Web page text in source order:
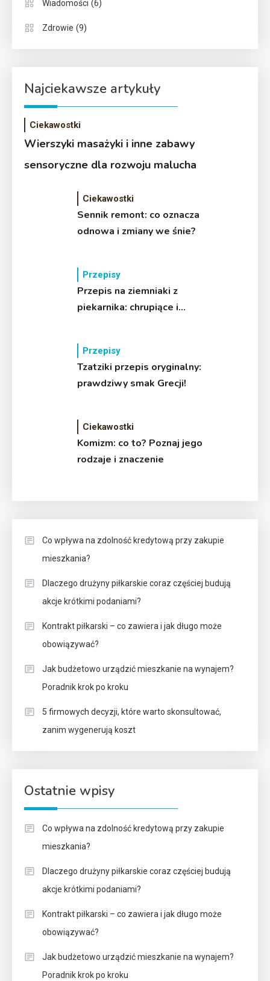
Wiadomości (6)
Zdrowie (9)
Najciekawsze artykuły
Ciekawostki
Wierszyki masażyki i inne zabawy
sensoryczne dla rozwoju malucha
Ciekawostki
Sennik remont: co oznacza
odnowa i zmiany we śnie?
Przepisy
Przepis na ziemniaki z
piekarnika: chrupiące i
Przepisy
Tzatziki przepis oryginalny:
prawdziwy smak Grecji!
Ciekawostki
Komizm: co to? Poznaj jego
rodzaje i znaczenie
Co wpływa na zdolność kredytową przy zakupie
mieszkania?
Dlaczego drużyny piłkarskie coraz częściej budują
akcje krótkimi podaniami?
Kontrakt piłkarski – co zawiera i jak długo może
obowiązywać?
Jak budżetowo urządzić mieszkanie na wynajem?
Poradnik krok po kroku
5 firmowych decyzji, które warto skonsultować,
zanim wygenerują koszt
Ostatnie wpisy
Co wpływa na zdolność kredytową przy zakupie
mieszkania?
Dlaczego drużyny piłkarskie coraz częściej budują
akcje krótkimi podaniami?
Kontrakt piłkarski – co zawiera i jak długo może
obowiązywać?
Jak budżetowo urządzić mieszkanie na wynajem?
Poradnik krok po kroku